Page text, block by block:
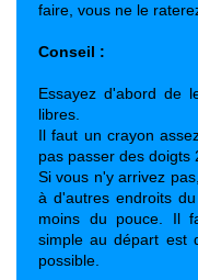
faire, vous ne le
Conseil :
Essayez d'abord de
libres.
Il faut un crayon
pas passer des doigts
Si vous n'y arrivez
à d'autres endroits
moins du pouce. Il
simple au départ est
possible.